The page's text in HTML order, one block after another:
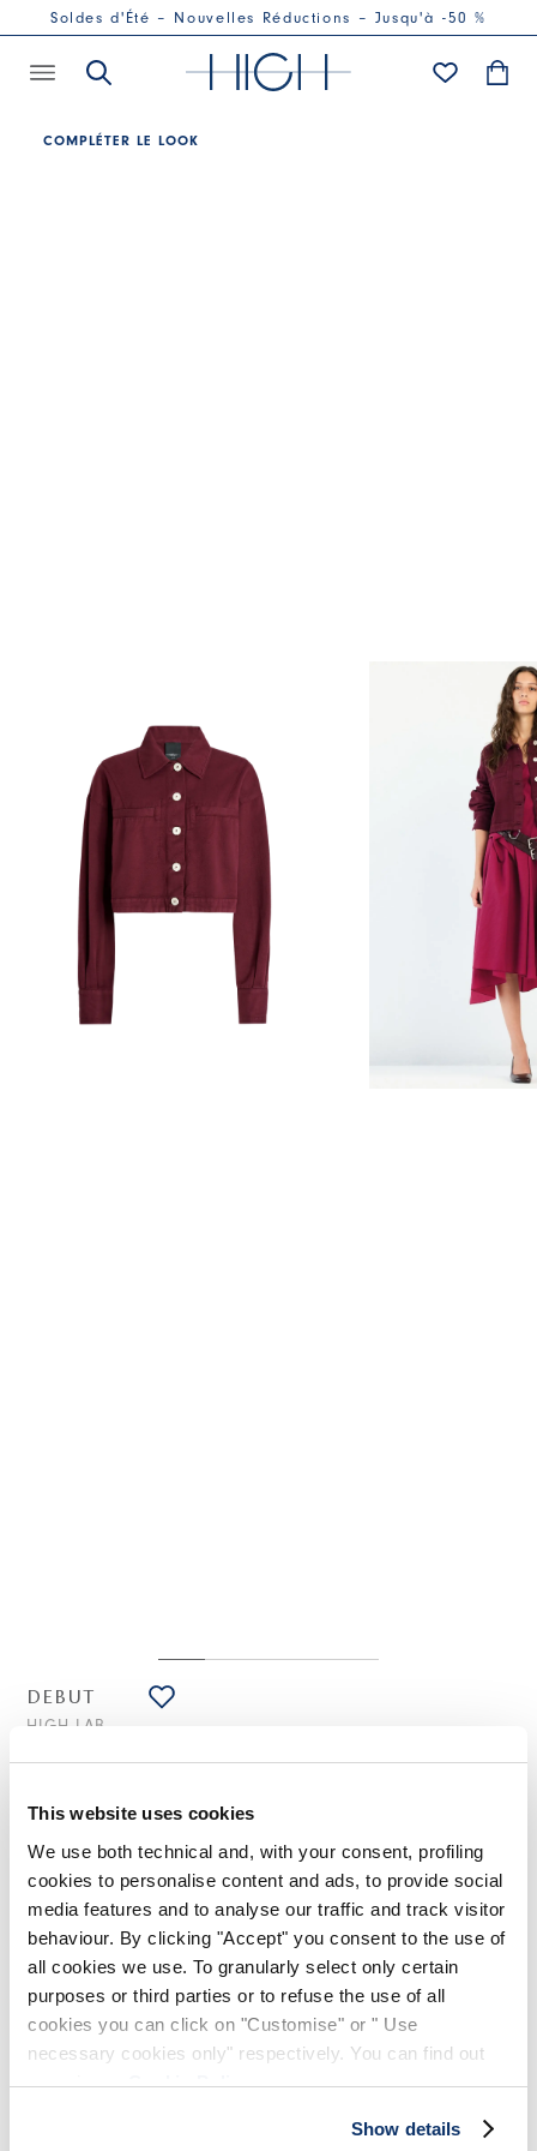
This website uses cookies
We use both technical and, with your consent, profiling
cookies to personalise content and ads, to provide social
media features and to analyse our traffic and track visitor
behaviour. By clicking "Accept" you consent to the use of
all cookies we use. To granularly select only certain
purposes or third parties or to refuse the use of all
cookies you can click on "Customise" or " Use
necessary cookies only" respectively. You can find out
more in ourCookie Policy.
Show details
Soldes d'Été – Nouvelles Réductions – Jusqu'à -50 %
COMPLÉTER LE LOOK
DEBUT
HIGH LAB
(Droits de douane compris)
NOTES DE STYLE
Dans la veste Debut, la silhouette rappelle celle d'une veste
en jean mais elle est ici réimaginée en coton mélangé lin
pour une plus grande douceur. Légèrement crop, c'est un
modèle pratique et parfait au quotidien.
Col chemise. Abbottonnage frontal. Manches raglan avec